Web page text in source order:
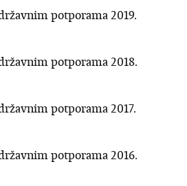
potporama 2019.
potporama 2018.
potporama 2017.
potporama 2016.